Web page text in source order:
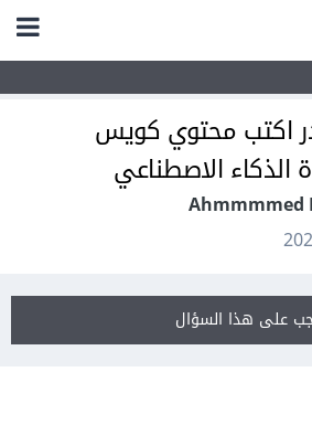
اكتب محتوي كويس
الذكاء الاصطناعي
على هذا السؤال